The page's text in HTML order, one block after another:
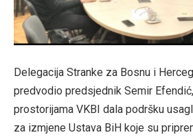
Delegacija Stranke za Bosnu i
predvodio predsjednik Semir
prostorijama VKBI dala podršku
za izmjene Ustava BiH koje su